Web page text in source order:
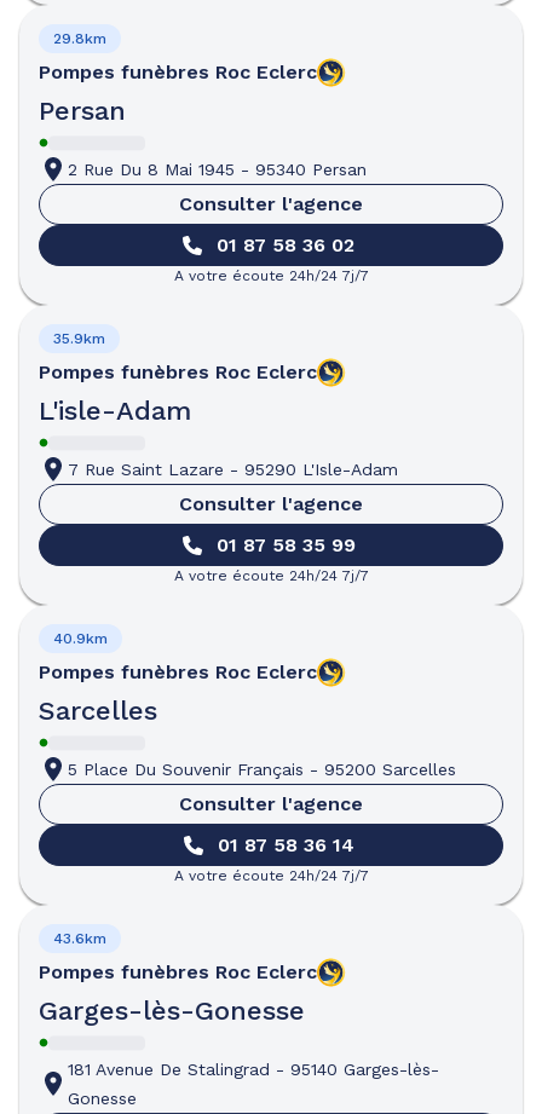
Pompes funèbres Roc Eclerc
Persan
29.8km
2 Rue Du 8 Mai 1945 - 95340 Persan
Consulter l'agence
01 87 58 36 02
A votre écoute 24h/24 7j/7
Pompes funèbres Roc Eclerc
L'isle-Adam
35.9km
7 Rue Saint Lazare - 95290 L'Isle-Adam
Consulter l'agence
01 87 58 35 99
A votre écoute 24h/24 7j/7
Pompes funèbres Roc Eclerc
Sarcelles
40.9km
5 Place Du Souvenir Français - 95200 Sarcelles
Consulter l'agence
01 87 58 36 14
A votre écoute 24h/24 7j/7
Pompes funèbres Roc Eclerc
Garges-lès-Gonesse
43.6km
181 Avenue De Stalingrad - 95140 Garges-lès-
Gonesse